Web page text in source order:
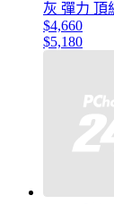
灰 彈力 頂
$4,660
$5,180